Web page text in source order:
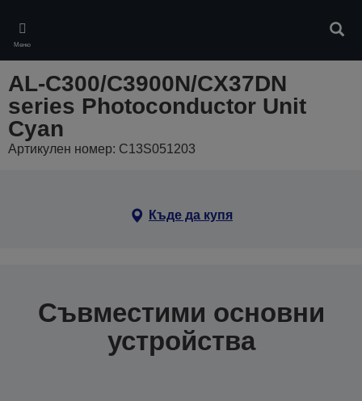
main
content
Меню
AL-C300/C3900N/CX37DN
series Photoconductor Unit
Cyan
Артикулен номер: C13S051203
Къде да купя
Съвместими основни
устройства